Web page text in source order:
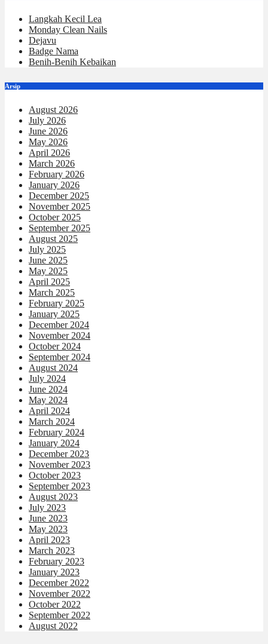
Langkah Kecil Lea
Monday Clean Nails
Dejavu
Badge Nama
Benih-Benih Kebaikan
Arsip
August 2026
July 2026
June 2026
May 2026
April 2026
March 2026
February 2026
January 2026
December 2025
November 2025
October 2025
September 2025
August 2025
July 2025
June 2025
May 2025
April 2025
March 2025
February 2025
January 2025
December 2024
November 2024
October 2024
September 2024
August 2024
July 2024
June 2024
May 2024
April 2024
March 2024
February 2024
January 2024
December 2023
November 2023
October 2023
September 2023
August 2023
July 2023
June 2023
May 2023
April 2023
March 2023
February 2023
January 2023
December 2022
November 2022
October 2022
September 2022
August 2022